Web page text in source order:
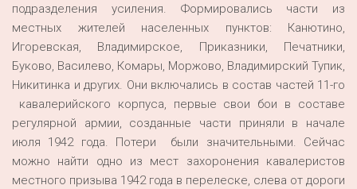
подразделения усиления. Формировались части из
местных жителей населенных пунктов: Канютино,
Игоревская, Владимирское, Приказники, Печатники,
Буково, Василево, Комары, Моржово, Владимирский Тупик,
Никитинка и других. Они включались в состав частей 11-го
кавалерийского корпуса, первые свои бои в составе
регулярной армии, созданные части приняли в начале
июля 1942 года. Потери были значительными. Сейчас
можно найти одно из мест захоронения кавалеристов
местного призыва 1942 года в перелеске, слева от дороги